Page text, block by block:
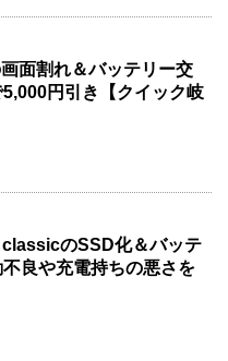
面割れ＆バッテリー交
円引き【クイック岐
classicのSSD化＆バッテ
良や充電持ちの悪さを